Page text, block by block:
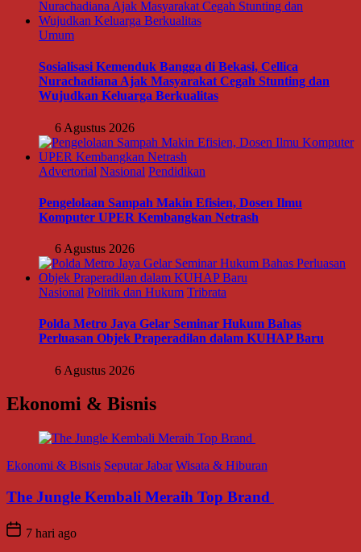
Umum
Sosialisasi Kemenduk Bangga di Bekasi, Cellica
Nurachadiana Ajak Masyarakat Cegah Stunting dan
Wujudkan Keluarga Berkualitas
6 Agustus 2026
Advertorial Nasional Pendidikan
Pengelolaan Sampah Makin Efisien, Dosen Ilmu
Komputer UPER Kembangkan Netrash
6 Agustus 2026
Nasional Politik dan Hukum Tribrata
Polda Metro Jaya Gelar Seminar Hukum Bahas
Perluasan Objek Praperadilan dalam KUHAP Baru
6 Agustus 2026
Ekonomi & Bisnis
Ekonomi & Bisnis Seputar Jabar Wisata & Hiburan
The Jungle Kembali Meraih Top Brand
7 hari ago